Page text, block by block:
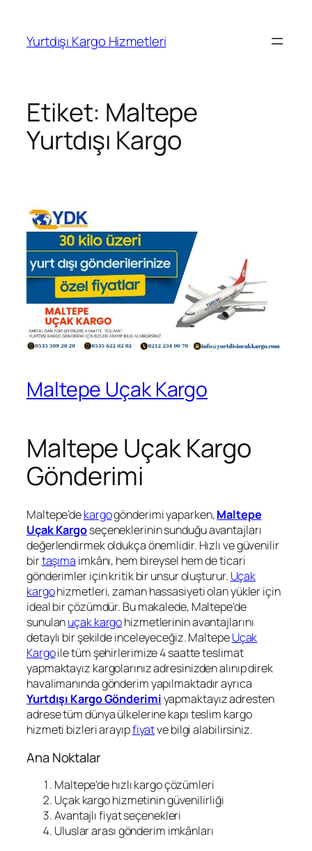
Yurtdışı Kargo Hizmetleri
Etiket: Maltepe
Yurtdışı Kargo
Maltepe Uçak Kargo
Maltepe Uçak Kargo
Gönderimi
Maltepe’dekargogönderimi yaparken,Maltepe
Uçak Kargoseçeneklerinin sunduğu avantajları
değerlendirmek oldukça önemlidir. Hızlı ve güvenilir
birtaşıma imkânı, hem bireysel hem de ticari
gönderimler için kritik bir unsur oluşturur. Uçak
kargohizmetleri, zaman hassasiyeti olan yükler için
ideal bir çözümdür. Bu makalede, Maltepe’de
sunulanuçak kargohizmetlerinin avantajlarını
detaylı bir şekilde inceleyeceğiz. MaltepeUçak
Kargoile tüm şehirlerimize 4 saatte teslimat
yapmaktayız kargolarınız adresinizden alınıp direk
havalimanında gönderim yapılmaktadır ayrıca
Yurtdışı Kargo Gönderimiyapmaktayız adresten
adrese tüm dünya ülkelerine kapı teslim kargo
hizmeti bizleri arayıpfiyatve bilgi alabilirsiniz.
Ana Noktalar
Maltepe’de hızlı kargo çözümleri
Uçak kargo hizmetinin güvenilirliği
Avantajlı fiyat seçenekleri
Uluslar arası gönderim imkânları